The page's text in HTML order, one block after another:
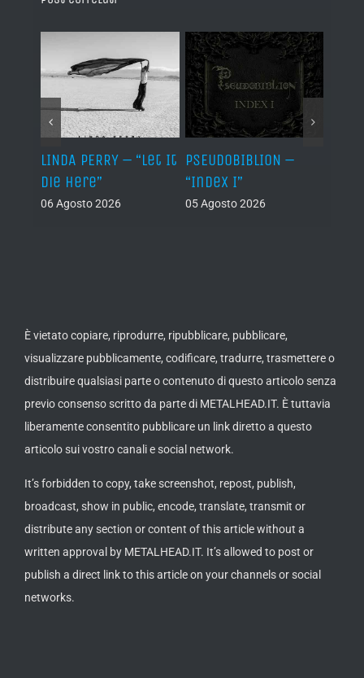
LINDA PERRY – “Let It
Die Here”
06 Agosto 2026
PSEUDOBIBLION –
“Index I”
05 Agosto 2026
È vietato copiare, riprodurre, ripubblicare, pubblicare,
visualizzare pubblicamente, codificare, tradurre, trasmettere o
distribuire qualsiasi parte o contenuto di questo articolo senza
previo consenso scritto da parte di METALHEAD.IT. È tuttavia
liberamente consentito pubblicare un link diretto a questo
articolo sui vostro canali e social network.
It’s forbidden to copy, take screenshot, repost, publish,
broadcast, show in public, encode, translate, transmit or
distribute any section or content of this article without a
written approval by METALHEAD.IT. It’s allowed to post or
publish a direct link to this article on your channels or social
networks.